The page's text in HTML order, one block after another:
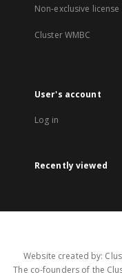
Non-exclusive
Cluster WMBC
User's account
Log in
Recently viewed
Website created by:
The co-founders of the